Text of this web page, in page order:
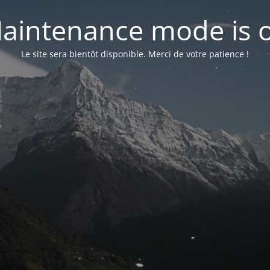
mode is
Le site sera bientôt disponible. Merci de votre patience !